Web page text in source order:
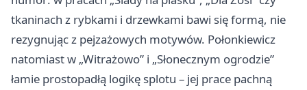
tkaninach z rybkami i drzewkami bawi się formą, nie
rezygnując z pejzażowych motywów. Połonkiewicz
natomiast w „Witrażowo” i „Słonecznym ogrodzie”
łamie prostopadłą logikę splotu – jej prace pachną